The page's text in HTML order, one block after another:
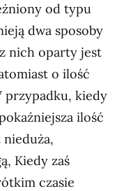
od typu
dwa sposoby
nich oparty jest
o ilość
przypadku, kiedy
ilość
Kiedy zaś
czasie